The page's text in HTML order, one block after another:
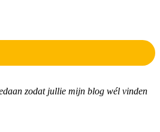
zodat jullie mijn blog wél vinden